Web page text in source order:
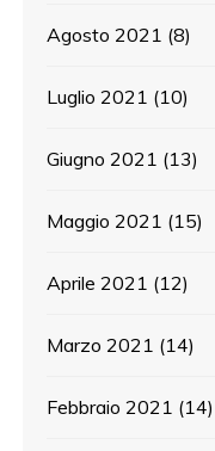
Agosto 2021 (8)
Luglio 2021 (10)
Giugno 2021 (13)
Maggio 2021 (15)
Aprile 2021 (12)
Marzo 2021 (14)
Febbraio 2021 (14)